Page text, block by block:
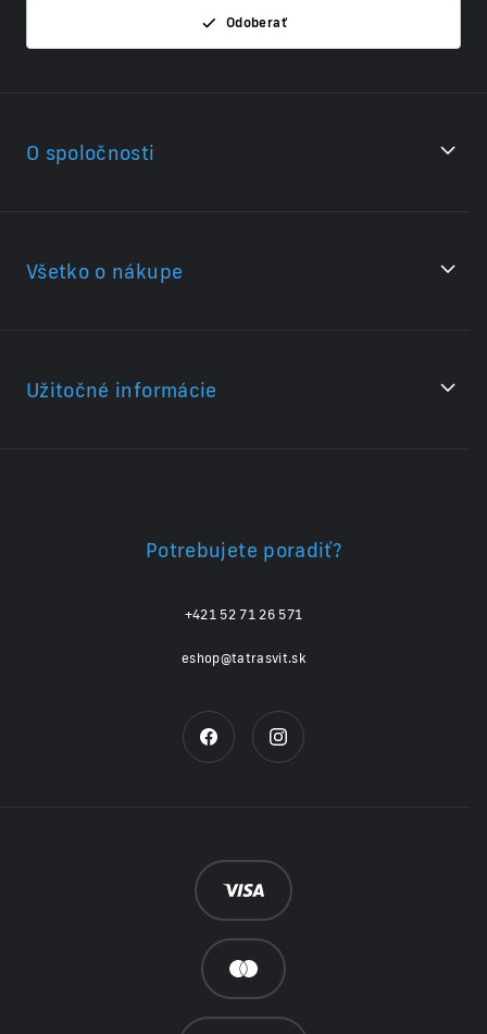
Odoberať
O spoločnosti
Všetko o nákupe
Užitočné informácie
Potrebujete poradiť?
+421 52 71 26 571
eshop@tatrasvit.sk